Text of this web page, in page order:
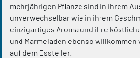
mehrjährigen Pflanze sind in ihrem
unverwechselbar wie in ihrem
einzigartiges Aroma und ihre
und Marmeladen ebenso willkommen
auf dem Essteller.